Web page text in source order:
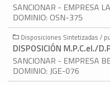
SANCIONAR - EMPRESA
DOMINIO: OSN-375
Disposiciones Sintetizadas /
DISPOSICIÓN M.P.C.eI./
SANCIONAR - EMPRESA
DOMINIO: JGE-076